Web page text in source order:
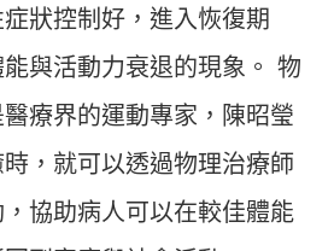
狀控制好，進入恢復期
與活動力衰退的現象。 物
療界的運動專家，陳昭瑩
，就可以透過物理治療師
協助病人可以在較佳體能